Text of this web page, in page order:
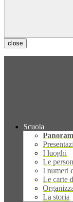
close
Scuola
I luoghi
Le
I numeri
Le carte
La storia